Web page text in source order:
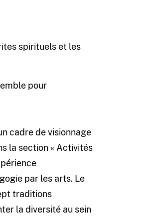
spirituels et les
pour
cadre de visionnage
la section « Activités
par les arts. Le
traditions
la diversité au sein